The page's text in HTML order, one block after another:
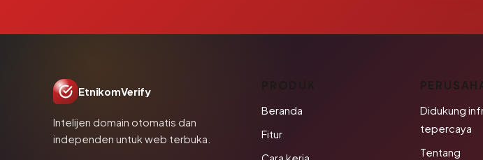
EtnikomVerify
Intelijen domain otomatis dan
independen untuk web terbuka.
PRODUK
Beranda
Fitur
Didukung
tepercaya
Tentang